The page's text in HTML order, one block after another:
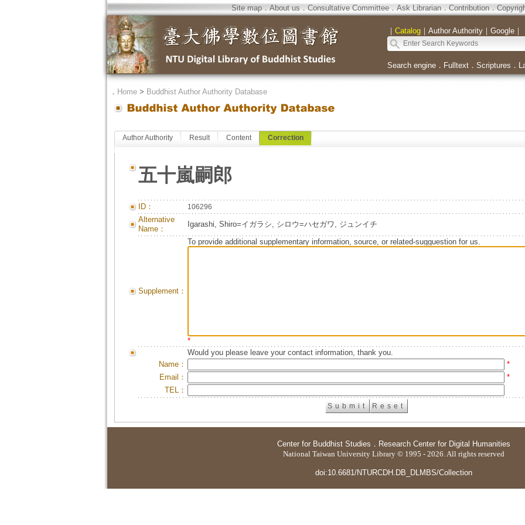
Site map．About us．Consultative Committee．Ask Librarian．Contribution．
｜ Catalog｜ Author Authority｜ Google｜
Search engine． Fulltext． Scriptures ．
． Home> Buddhist Author Authority Database
Author Authority Result Content Correction
五十嵐嗣郎
ID： 106296
Alternative
Name：
Igarashi, Shiro=イガラシ, シロウ=ハセガワ, ジュンイチ
Supplement：
To provide additional supplementary information, source, or related-sugguestion for us.
*
Would you please leave your contact information, thank you.
Name：
*
Email：
*
TEL：
Center for Buddhist Studies ． Research Center for Digital Humanities
National Taiwan University Library © 1995 - 2026. All rights reserved
doi:10.6681/NTURCDH.DB_DLMBS/Collection